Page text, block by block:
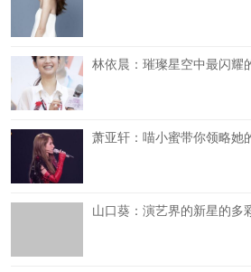
林依晨：璀璨星空中最闪耀
萧亚轩：喵小蜜带你领略她
山口葵：演艺界的新星的多